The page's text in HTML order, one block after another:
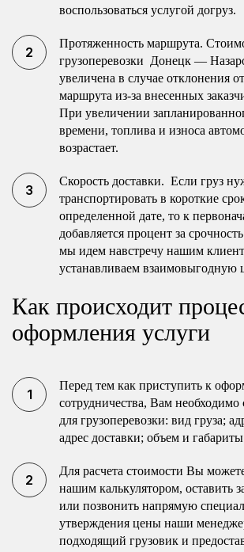
воспользоваться услугой догруз.
Протяженность маршрута.
грузоперевозки Донецк —
увеличена в случае отклонения
маршрута из-за внесенных
При увеличении
времени, топлива и износа
возрастает.
Скорость доставки. Если груз
транспортировать в короткие
определенной дате, то к
добавляется процент за
мы идем навстречу нашим
устанавливаем взаимовыгодную
Как происходит
оформления услуги
Перед тем как приступить к
сотрудничества, Вам необходимо
для грузоперевозки: вид груза;
адрес доставки; объем и
Для расчета стоимости Вы
нашим калькулятором, оставить
или позвонить напрямую
утверждения цены наши
подходящий грузовик и